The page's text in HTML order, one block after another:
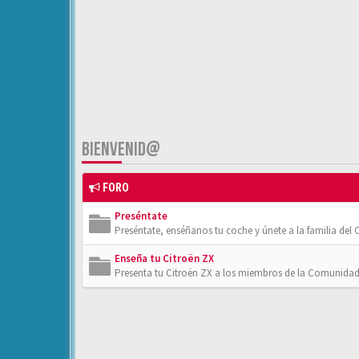
BIENVENID@
FORO
Preséntate
Preséntate, enséñanos tu coche y únete a la familia del
Enseña tu Citroën ZX
Presenta tu Citroën ZX a los miembros de la